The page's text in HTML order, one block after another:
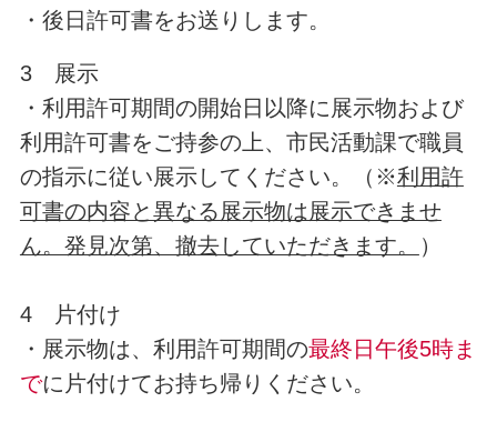
・後日許可書をお送りします。
3
展示
・利用許可期間の開始日以降に展示物および
利用許可書をご持参の上、市民活動課で職員
の指示に従い展示してください。（※利用許
可書の内容と異なる展示物は展示できませ
ん。発見次第、撤去していただきます。 ）
4 片付け
・展示物は、利用許可期間の最終日午後5時ま
でに片付けてお持ち帰りください。